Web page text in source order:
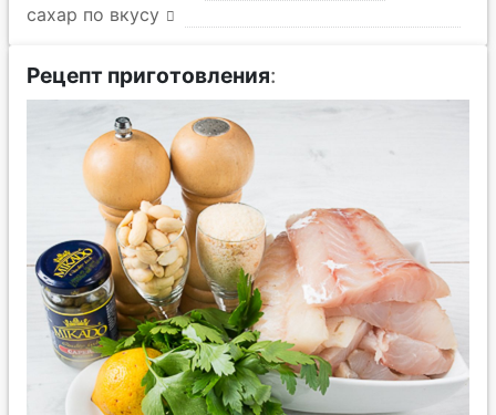
сахар по вкусу
Рецепт приготовления: